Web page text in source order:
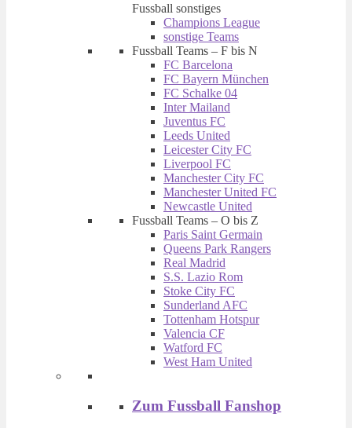
Fussball sonstiges
Champions League
sonstige Teams
Fussball Teams – F bis N
FC Barcelona
FC Bayern München
FC Schalke 04
Inter Mailand
Juventus FC
Leeds United
Leicester City FC
Liverpool FC
Manchester City FC
Manchester United FC
Newcastle United
Fussball Teams – O bis Z
Paris Saint Germain
Queens Park Rangers
Real Madrid
S.S. Lazio Rom
Stoke City FC
Sunderland AFC
Tottenham Hotspur
Valencia CF
Watford FC
West Ham United
Zum Fussball Fanshop